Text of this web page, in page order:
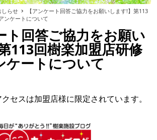
しらせ
【アンケート回答ご協力をお願いします!】第113
ンケートについて
ト回答ご協力をお願い
113回樹楽加盟店研修
ートについて
セスは加盟店様に限定されています。